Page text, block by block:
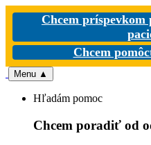
Chcem
Chcem
Menu ▲
Hľadám pomoc
Chcem poradiť od